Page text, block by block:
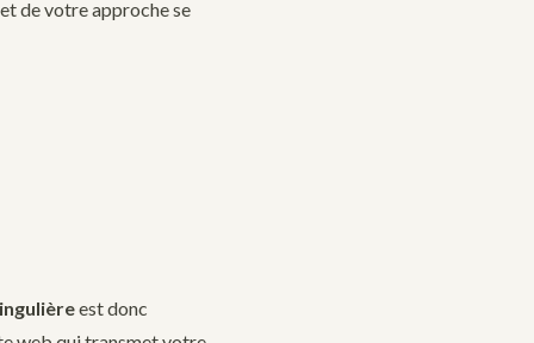
de votre approche se
est donc